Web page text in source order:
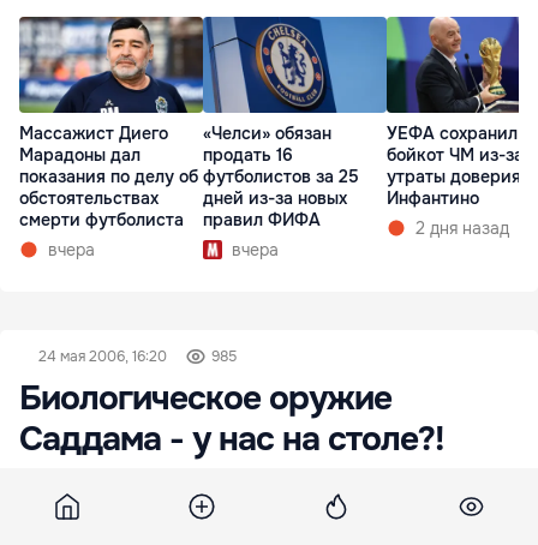
Массажист Диего
Марадоны дал
показания по делу об
обстоятельствах
смерти футболиста
вчера
«Челси» обязан
продать 16
футболистов за 25
дней из-за новых
правил ФИФА
вчера
УЕФА сохранил
бойкот ЧМ из-за
утраты доверия к
Инфантино
2 дня назад
24 мая 2006, 16:20 985
Биологическое оружие
Саддама - у нас на столе?!
Первотолчком для моего поиска в наших
мирных краях страшного биологического